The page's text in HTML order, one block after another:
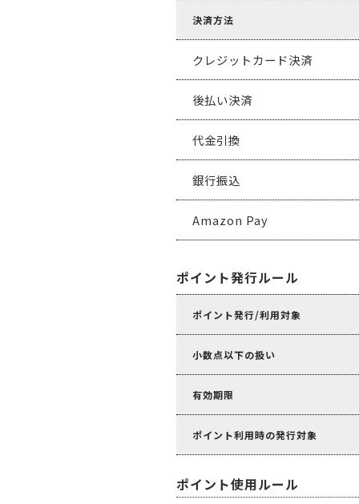
決済方法
クレジットカード決済
後払い決済
代金引換
銀行振込
Amazon Pay
ポイント発行ルール
ポイント発行/利用対象
小数点以下の扱い
有効期限
ポイント利用時の発行対象
ポイント使用ルール